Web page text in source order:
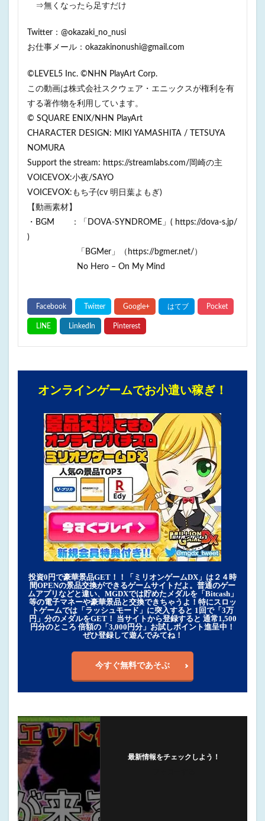
⇒無くなったら足すだけ
Twitter：@okazaki_no_nusi
お仕事メール：okazakinonushi@gmail.com
©LEVEL5 Inc. ©NHN PlayArt Corp.
この動画は株式会社スクウェア・エニックスが権利を有
する著作物を利用しています。
© SQUARE ENIX/NHN PlayArt
CHARACTER DESIGN: MIKI YAMASHITA / TETSUYA
NOMURA
Support the stream: https://streamlabs.com/岡崎の主
VOICEVOX:小夜/SAYO
VOICEVOX:もち子(cv 明日葉よもぎ)
【動画素材】
・BGM ：「DOVA-SYNDROME」( https://dova-s.jp/
)
「BGMer」（https://bgmer.net/）
No Hero – On My Mind
オンラインゲームでお小遣い稼ぎ！
投資0円で豪華景品GET！！「ミリオンゲームDX」は２４時
間OPENの景品交換ができるゲームサイトだよ。普通のゲー
ムアプリなどと違い、MGDXでは貯めたメダルを「Bitcash」
等の電子マネーや豪華景品と交換できちゃうよ！特にスロッ
トゲームでは「ラッシュモード」に突入すると 1回で「3万
円」分のメダルをGET！ 当サイトから登録すると 通常1,500
円分のところ 倍額の「3,000円分」お試しポイント進呈中！
ぜひ登録して遊んでみてね！
今すぐ無料であそぶ
最新情報をチェックしよう！